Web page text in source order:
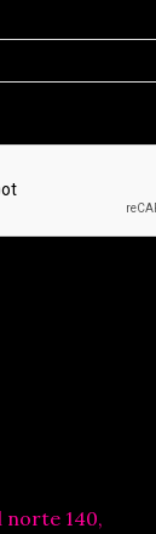
norte 140,